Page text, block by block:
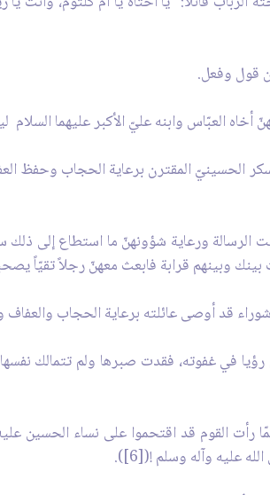
قول وفعل.
العبّاس وابنه عليّ الأكبر عليهما السلام
المقترن برعاية الحجاب وحفظ
ورعاية شؤونهنّ ما استطاع إلى ذلك
بينك وبينهم قرابة فابعث معهنّ رجلاً تقيّاً
قد أوصى عائلته برعاية الحجاب والعفاف
رؤيا في غفوته، فقدت صبرها ولم تتمالك
القوم قد اقتحموا على نساء الحسين
عليه وآله وسلم !([6]).